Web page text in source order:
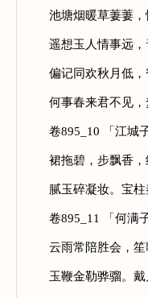
池塘烟暖草萋萋，
遥想玉人情事远，
偏记同欢秋月低，
何事春来君不见，
卷895_10 「江城
裙拖碧，步飘香，
腻玉碎凝妆。宝柱
卷895_11 「何满
云雨常陪胜会，笙
玉鞭金勒骅骝。戴